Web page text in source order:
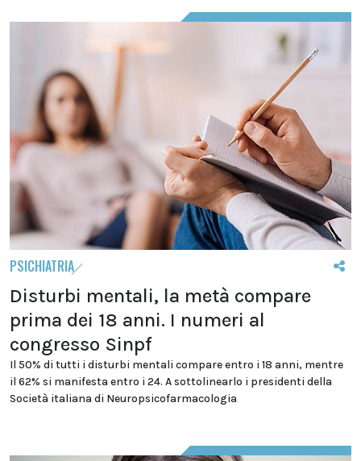
PSICHIATRIA
Disturbi mentali, la metà compare
prima dei 18 anni. I numeri al
congresso Sinpf
Il 50% di tutti i disturbi mentali compare entro i 18 anni, mentre
il 62% si manifesta entro i 24. A sottolinearlo i presidenti della
Società italiana di Neuropsicofarmacologia